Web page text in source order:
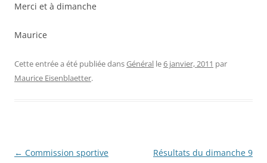
Merci et à dimanche
Maurice
Cette entrée a été publiée dansGénéral le6 janvier, 2011 par
Maurice Eisenblaetter.
Navigation
← Commission sportive
Résultats du dimanche 9